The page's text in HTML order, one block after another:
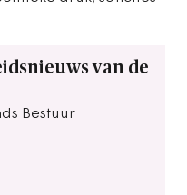
van de
Bestuur